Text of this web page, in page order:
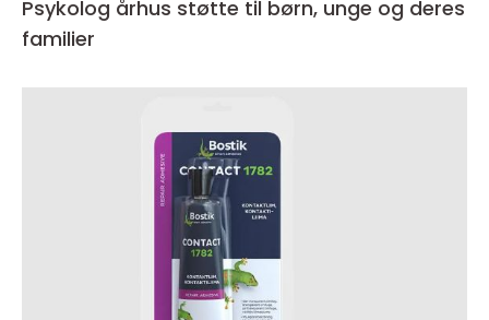
Psykolog århus støtte til børn, unge og deres
familier